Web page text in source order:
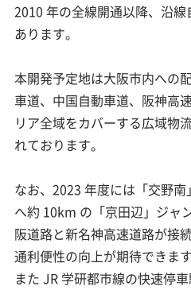
2010 年の全線開通以降、沿
あります。
本開発予定地は大阪市内への
車道、中国自動車道、阪神高
リア全域をカバーする広域物
れております。
なお、2023 年度には「交野
へ約 10km の「京田辺」ジャ
阪道路と新名神高速道路が接
通利便性の向上が期待できます
また JR 学研都市線の快速停